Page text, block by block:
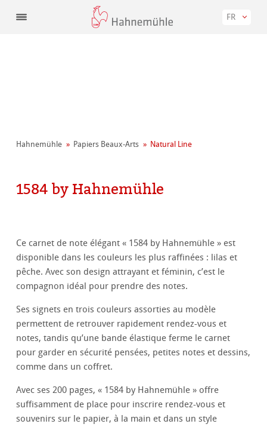
FR
Hahnemühle Papiers Beaux-Arts Natural Line
1584 by Hahnemühle
Ce carnet de note élégant « 1584 by Hahnemühle » est
disponible dans les couleurs les plus raffinées : lilas et
pêche. Avec son design attrayant et féminin, c’est le
compagnon idéal pour prendre des notes.
Ses signets en trois couleurs assorties au modèle
permettent de retrouver rapidement rendez-vous et
notes, tandis qu’une bande élastique ferme le carnet
pour garder en sécurité pensées, petites notes et dessins,
comme dans un coffret.
Avec ses 200 pages, « 1584 by Hahnemühle » offre
suffisamment de place pour inscrire rendez-vous et
souvenirs sur le papier, à la main et dans un style